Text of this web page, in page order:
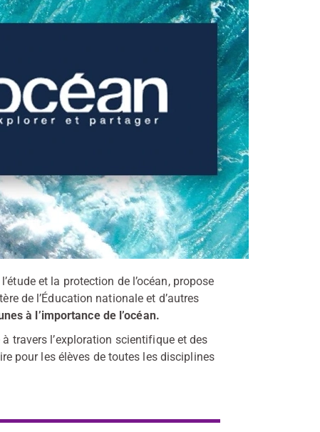
et la protection de l’océan, propose
de l’Éducation nationale et d’autres
à l’importance de l’océan.
travers l’exploration scientifique et des
pour les élèves de toutes les disciplines